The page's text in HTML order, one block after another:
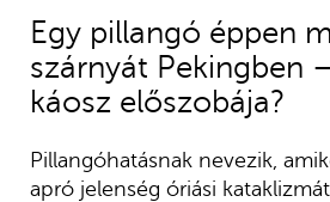
Egy pillangó éppen
szárnyát Pekingben
káosz előszobája?
Pillangóhatásnak nevezik,
apró jelenség óriási